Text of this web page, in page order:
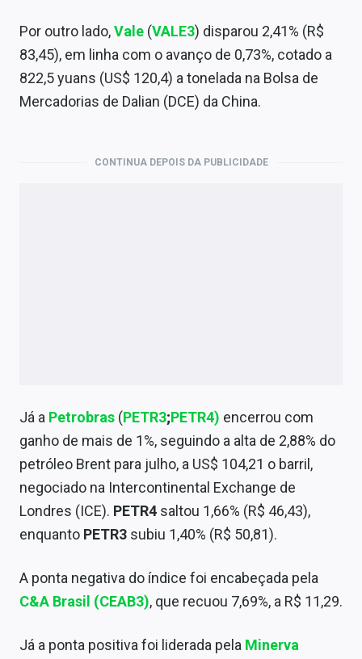
Por outro lado,Vale (VALE3) disparou 2,41% (R$
83,45), em linha com o avanço de 0,73%, cotado a
822,5 yuans (US$ 120,4) a tonelada na Bolsa de
Mercadorias de Dalian (DCE) da China.
CONTINUA DEPOIS DA PUBLICIDADE
Já a Petrobras (PETR3;PETR4) encerrou com
ganho de mais de 1%, seguindo a alta de 2,88% do
petróleo Brent para julho, a US$ 104,21 o barril,
negociado na Intercontinental Exchange de
Londres (ICE). PETR4 saltou 1,66% (R$ 46,43),
enquanto PETR3 subiu 1,40% (R$ 50,81).
A ponta negativa do índice foi encabeçada pela
C&A Brasil (CEAB3), que recuou 7,69%, a R$ 11,29.
Já a ponta positiva foi liderada pela Minerva